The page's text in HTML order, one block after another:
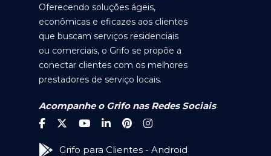
Oferecendo soluções ágeis,
econômicas e eficazes aos clientes
que buscam serviços residenciais
ou comerciais, o Grifo se propõe a
conectar clientes com os melhores
prestadores de serviço locais.
Acompanhe o Grifo nas Redes Sociais
Grifo para Clientes - Android